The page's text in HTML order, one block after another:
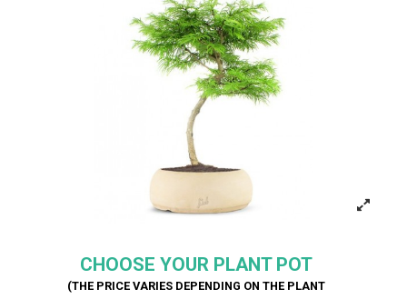
CHOOSE YOUR PLANT POT
(THE PRICE VARIES DEPENDING ON THE PLANT